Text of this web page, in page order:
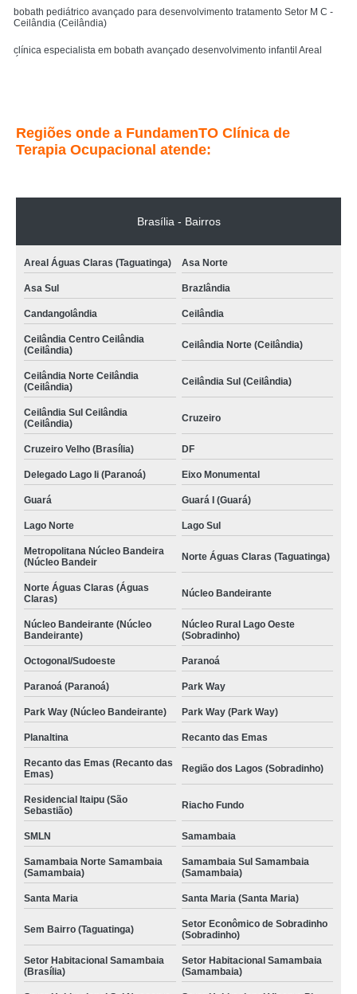
bobath pediátrico avançado para desenvolvimento tratamento Setor M C -
Ceilândia (Ceilândia)
clínica especialista em bobath avançado desenvolvimento infantil Areal
Regiões onde a FundamenTO Clínica de
Terapia Ocupacional atende:
Brasília - Bairros
Areal Águas Claras (Taguatinga) Asa Norte
Asa Sul Brazlândia
Candangolândia Ceilândia
Ceilândia Centro Ceilândia
(Ceilândia)
Ceilândia Norte (Ceilândia)
Ceilândia Norte Ceilândia
(Ceilândia)
Ceilândia Sul (Ceilândia)
Ceilândia Sul Ceilândia
(Ceilândia)
Cruzeiro
Cruzeiro Velho (Brasília) DF
Delegado Lago Ii (Paranoá) Eixo Monumental
Guará Guará I (Guará)
Lago Norte Lago Sul
Metropolitana Núcleo Bandeira
(Núcleo Bandeir
Norte Águas Claras (Taguatinga)
Norte Águas Claras (Águas
Claras)
Núcleo Bandeirante
Núcleo Bandeirante (Núcleo
Bandeirante)
Núcleo Rural Lago Oeste
(Sobradinho)
Octogonal/Sudoeste Paranoá
Paranoá (Paranoá) Park Way
Park Way (Núcleo Bandeirante) Park Way (Park Way)
Planaltina Recanto das Emas
Recanto das Emas (Recanto das
Emas)
Região dos Lagos (Sobradinho)
Residencial Itaipu (São
Sebastião)
Riacho Fundo
SMLN Samambaia
Samambaia Norte Samambaia
(Samambaia)
Samambaia Sul Samambaia
(Samambaia)
Santa Maria Santa Maria (Santa Maria)
Sem Bairro (Taguatinga)
Setor Econômico de Sobradinho
(Sobradinho)
Setor Habitacional Samambaia
(Brasília)
Setor Habitacional Samambaia
(Samambaia)